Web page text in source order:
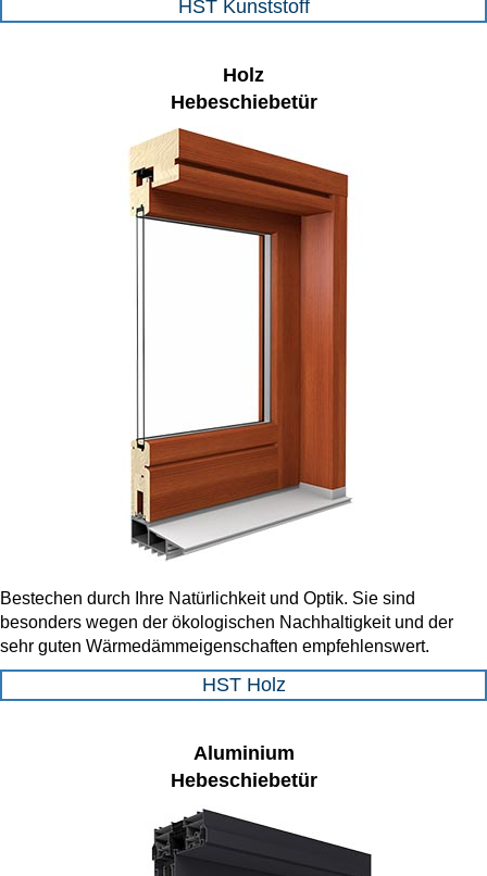
HST Kunststoff
Holz
Hebeschiebetür
Bestechen durch Ihre Natürlichkeit und Optik. Sie sind
besonders wegen der ökologischen Nachhaltigkeit und der
sehr guten Wärmedämmeigenschaften empfehlenswert.
HST Holz
Aluminium
Hebeschiebetür